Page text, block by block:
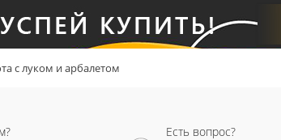
с луком и арбалетом
Есть вопрос?